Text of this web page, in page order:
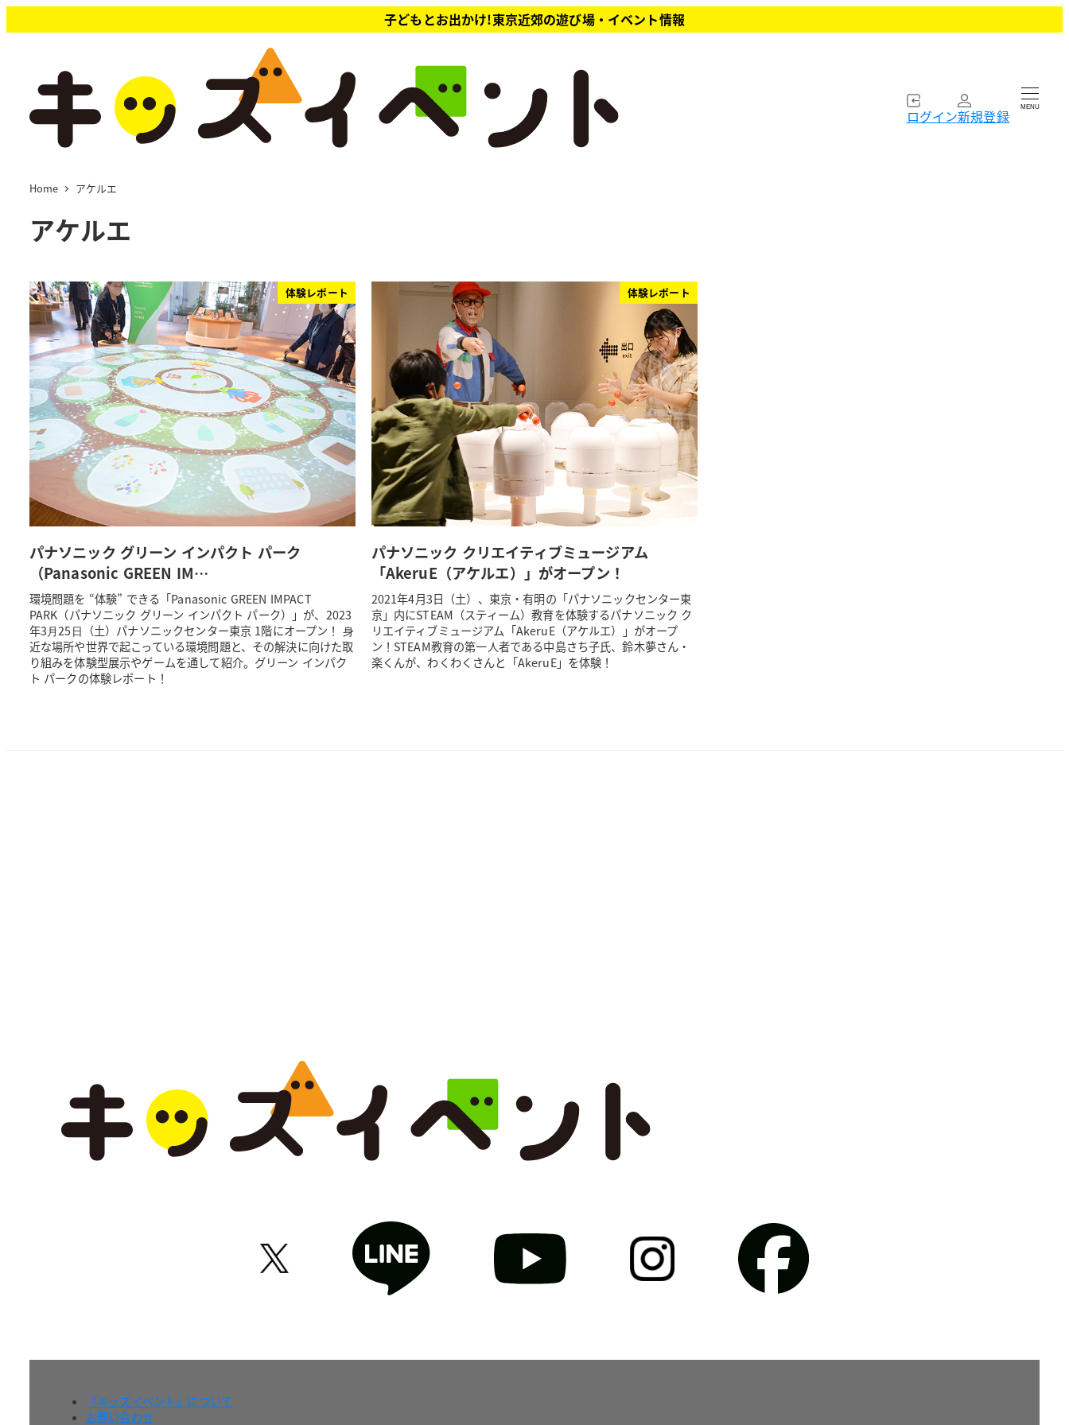
イ
子どもとお出かけ!東京近郊の遊び場・イベント情報
ログイン新規登録 MENU
Home アケルエ
アケルエ
体験レポート
パナソニック グリーン インパクト パーク
（Panasonic GREEN IM…
環境問題を “体験” できる「Panasonic GREEN IMPACT
PARK（パナソニック グリーン インパクト パーク）」が、2023
年3⽉25⽇（土）パナソニックセンター東京 1階にオープン！ ⾝
近な場所や世界で起こっている環境問題と、その解決に向けた取
り組みを体験型展示やゲームを通して紹介。グリーン インパク
ト パークの体験レポート！
体験レポート
パナソニック クリエイティブミュージアム
「AkeruE（アケルエ）」がオープン！
2021年4月3日（土）、東京・有明の「パナソニックセンター東
京」内にSTEAM（スティーム）教育を体験するパナソニック ク
リエイティブミュージアム「AkeruE（アケルエ）」がオープ
ン！STEAM教育の第一人者である中島さち子氏、鈴木夢さん・
楽くんが、わくわくさんと「AkeruE」を体験！
『キッズイベント』について
お問い合わせ